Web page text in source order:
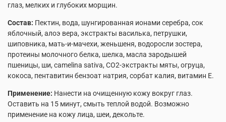
глаз, мелких и глубоких морщин.
Состав: Пектин, вода, шунгированная ионами серебра, сок
яблочный, алоэ вера, экстракты василька, петрушки,
шиповника, мать-и-мачехи, женьшеня, водоросли зостера,
протеины молочного белка, шелка, масла зародышей
пшеницы, ши, camelina sativa, СО2-экстракты мяты, огруца,
кокоса, пентавитин бензоат натрия, сорбат калия, витамин Е.
Применение: Нанести на очищенную кожу вокруг глаз.
Оставить на 15 минут, смыть теплой водой. Возможно
применение на кожу лица, шеи, декольте.